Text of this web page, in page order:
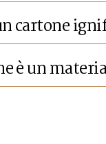
cartone
è un